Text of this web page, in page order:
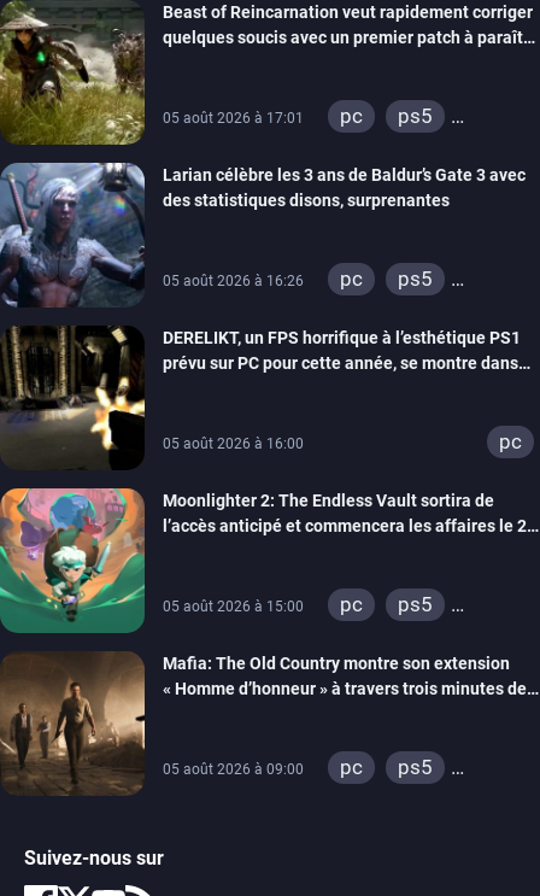
Beast of Reincarnation veut rapidement corriger
quelques soucis avec un premier patch à paraître
05 août 2026 à 17:01 pc
ps5
Larian célèbre les 3 ans de Baldur’s Gate 3 avec
des statistiques disons, surprenantes
05 août 2026 à 16:26 pc
ps5
DERELIKT, un FPS horrifique à l’esthétique PS1
prévu sur PC pour cette année, se montre dans
05 août 2026 à 16:00 pc
Moonlighter 2: The Endless Vault sortira de
l’accès anticipé et commencera les affaires le 2
05 août 2026 à 15:00 pc
ps5
Mafia: The Old Country montre son extension
« Homme d’honneur » à travers trois minutes de
05 août 2026 à 09:00 pc
ps5
Suivez-nous sur